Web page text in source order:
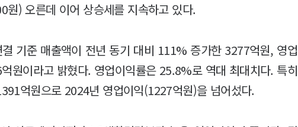
) 오른데 이어 상승세를 지속하고 있다.
기준 매출액이 전년 동기 대비 111% 증가한 3277억원, 영업
원이라고 밝혔다. 영업이익률은 25.8%로 역대 최대치다. 특히
억원으로 2024년 영업이익(1227억원)을 넘어섰다.